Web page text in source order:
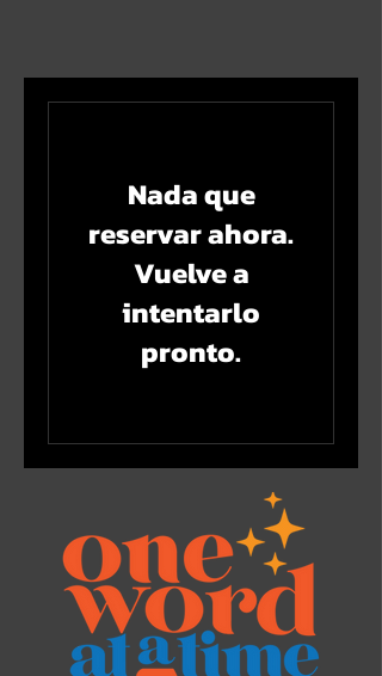
Nada que
reservar ahora.
Vuelve a
intentarlo
pronto.